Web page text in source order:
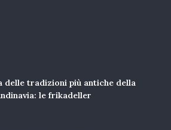
delle tradizioni più antiche della
le frikadeller